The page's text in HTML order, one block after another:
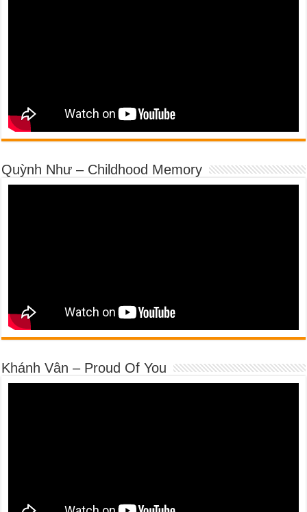
Quỳnh Như – Childhood Memory
Khánh Vân – Proud Of You